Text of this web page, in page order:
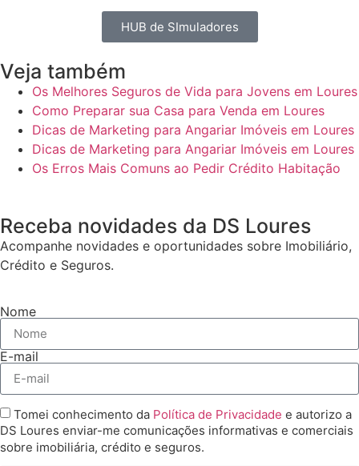
HUB de SImuladores
Veja também
Os Melhores Seguros de Vida para Jovens em Loures
Como Preparar sua Casa para Venda em Loures
Dicas de Marketing para Angariar Imóveis em Loures
Dicas de Marketing para Angariar Imóveis em Loures
Os Erros Mais Comuns ao Pedir Crédito Habitação
Receba novidades da DS Loures
Acompanhe novidades e oportunidades sobre Imobiliário,
Crédito e Seguros.
Nome
E-mail
Tomei conhecimento da Política de Privacidade e autorizo a
DS Loures enviar-me comunicações informativas e comerciais
sobre imobiliária, crédito e seguros.